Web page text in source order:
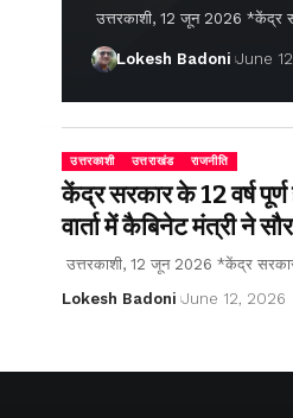
उत्तरकाशी, 12 जून 2026 *केंद्र
Lokesh Badoni June
उत्तरकाशी उत्तराखंड राजनीति
केंद्र सरकार के 12 वर्ष
वार्ता में कैबिनेट मंत्री ने
उत्तरकाशी, 12 जून 2026 *केंद्र
Lokesh Badoni June 12, 2026